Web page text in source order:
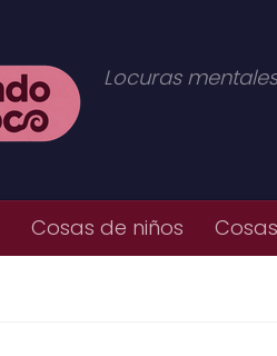
Locuras
Cosas de niños